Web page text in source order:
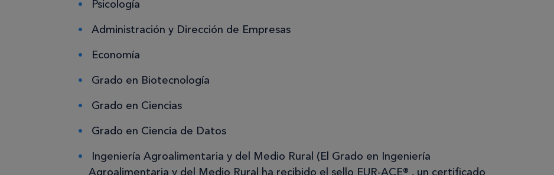
Psicología
Administración y Dirección de Empresas
Economía
Grado en Biotecnología
Grado en Ciencias
Grado en Ciencia de Datos
Ingeniería Agroalimentaria y del Medio Rural (El Grado en Ingeniería
Agroalimentaria y del Medio Rural ha recibido el sello EUR-ACE® , un certificado